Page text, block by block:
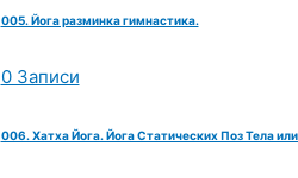
005. Йога разминка гимнастика.
0 Записи
006. Хатха Йога. Йога Статических Поз Тела